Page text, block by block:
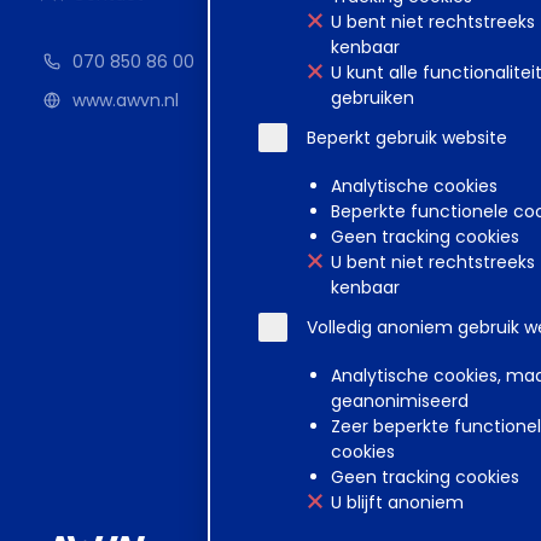
U bent niet rechtstreeks
kenbaar
U kunt alle
gebruiken
Beperkt gebruik website
Analytische cookies
Beperkte functionele
Geen tracking cookies
U bent niet rechtstreeks
kenbaar
Volledig anoniem gebruik
Analytische cookies,
geanonimiseerd
Zeer beperkte
cookies
Geen tracking cookies
U blijft anoniem
070 850 86 00
www.awvn.nl